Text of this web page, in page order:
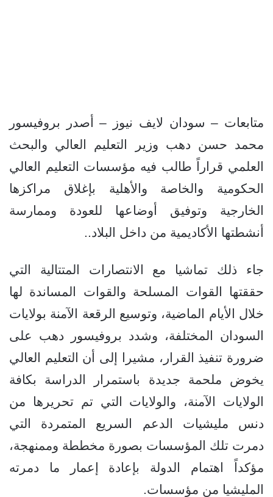
متابعات – سودان لايف نيوز – أصدر بروفيسور
محمد حسن دهب وزير التعليم العالي والبحث
العلمي قراراً طالب فيه مؤسسات التعليم العالي
الحكومية والخاصة والأهلية بإغلاق مراكزها
الخارجية وتوفيق أوضاعها للعودة وممارسة
أنشطتها الأكاديمية من داخل البلاد..
جاء ذلك تماشيا مع الانتصارات المتتالية التي
حققتها القوات المسلحة والقوات المساندة لها
خلال الأيام الماضية، وتوسيع الرقعة الآمنة بولايات
السودان المختلفة، وشدد بروفيسور دهب على
ضرورة تنفيذ القرار، مشيرا إلى أن التعليم العالي
يخوض ملحمة جديدة باستمرار الدراسة بكافة
الولايات الآمنة، والولايات التي تم تحريرها من
دنس مليشيات الدعم السريع المتمردة التي
دمرت تلك المؤسسات بصورة مخططة وممنهجة،
مؤكداً اهتمام الدولة بإعادة إعمار ما دمرته
المليشيا من مؤسسات.